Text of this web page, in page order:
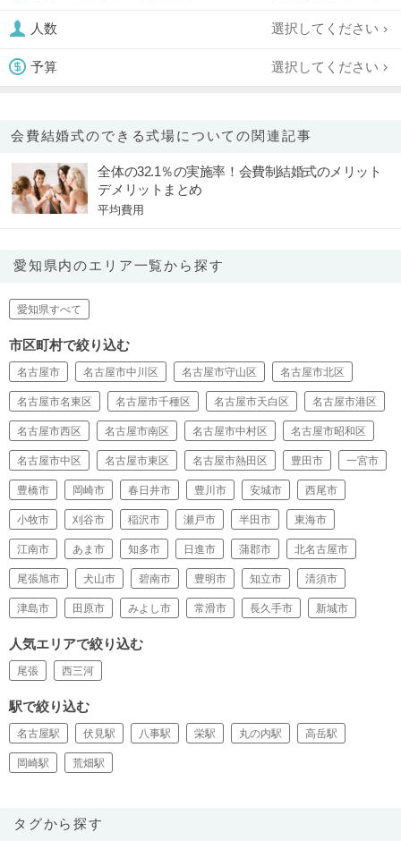
人数 選択してください
予算 選択してください
会費結婚式のできる式場についての関連記事
全体の32.1％の実施率！会費制結婚式のメリット
デメリットまとめ
平均費用
愛知県内のエリア一覧から探す
愛知県すべて
市区町村で絞り込む
名古屋市 名古屋市中川区 名古屋市守山区 名古屋市北区
名古屋市名東区 名古屋市千種区 名古屋市天白区 名古屋市港区
名古屋市西区 名古屋市南区 名古屋市中村区 名古屋市昭和区
名古屋市中区 名古屋市東区 名古屋市熱田区 豊田市 一宮市
豊橋市 岡崎市 春日井市 豊川市 安城市 西尾市
小牧市 刈谷市 稲沢市 瀬戸市 半田市 東海市
江南市 あま市 知多市 日進市 蒲郡市 北名古屋市
尾張旭市 犬山市 碧南市 豊明市 知立市 清須市
津島市 田原市 みよし市 常滑市 長久手市 新城市
人気エリアで絞り込む
尾張 西三河
駅で絞り込む
名古屋駅 伏見駅 八事駅 栄駅 丸の内駅 高岳駅
岡崎駅 荒畑駅
タグから探す